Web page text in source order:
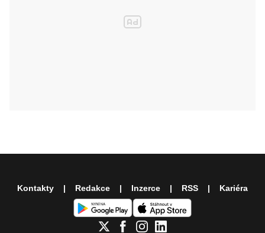
Kontakty Redakce Inzerce RSS Kariéra